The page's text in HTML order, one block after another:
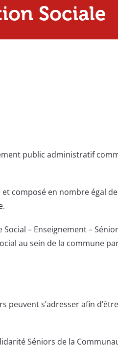
Sociale
public administratif
et composé en nombre égal
– Enseignement –
au sein de la commune
peuvent s’adresser afin
Séniors de la